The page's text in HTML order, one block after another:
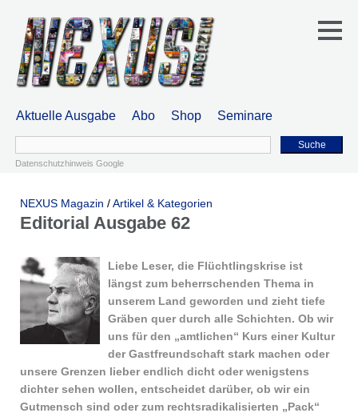
Aktuelle Ausgabe Abo Shop Seminare
Suche
Datenschutzhinweis Google
NEXUS Magazin /Artikel & Kategorien
Editorial Ausgabe 62
Liebe Leser, die Flüchtlingskrise ist
längst zum beherrschenden Thema in
unserem Land geworden und zieht tiefe
Gräben quer durch alle Schichten. Ob wir
uns für den „amtlichen“ Kurs einer Kultur
der Gastfreundschaft stark machen oder
unsere Grenzen lieber endlich dicht oder wenigstens
dichter sehen wollen, entscheidet darüber, ob wir ein
Gutmensch sind oder zum rechtsradikalisierten „Pack“